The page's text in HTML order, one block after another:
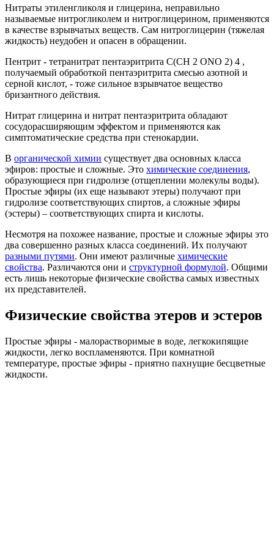
Нитраты этиленгликоля и глицерина, неправильно
называемые нитрогликолем и нитроглицерином, применяются
в качестве взрывчатых веществ. Сам нитроглицерин (тяжелая
жидкость) неудобен и опасен в обращении.
Пентрит - тетранитрат пентаэритрита С(CH 2 ONO 2) 4 ,
получаемый обработкой пентаэритрита смесью азотной и
серной кислот, - тоже сильное взрывчатое вещество
бризантного действия.
Нитрат глицерина и нитрат пентаэритрита обладают
сосудорасширя­ющим эффектом и применяются как
симптоматические средства при сте­нокардии.
В органической химии существует два основных класса
эфиров: простые и сложные. Это химические соединения,
образующиеся при гидролизе (отщеплении молекулы воды).
Простые эфиры (их еще называют этеры) получают при
гидролизе соответствующих спиртов, а сложные эфиры
(эстеры) – соответствующих спирта и кислоты.
Несмотря на похожее название, простые и сложные эфиры это
два совершенно разных класса соединений. Их получают
разными путями. Они имеют различные химические
свойства. Различаются они и структурной формулой. Общими
есть лишь некоторые физические свойства самых известных
их представителей.
Физические свойства этеров и эстеров
Простые эфиры - малорастворимые в воде, легкокипящие
жидкости, легко воспламеняются. При комнатной
температуре, простые эфиры - приятно пахнущие бесцветные
жидкости.